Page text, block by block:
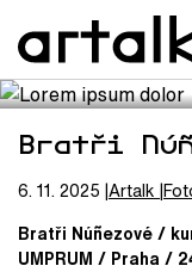
Bratři
6. 11. 2025 Artalk
Bratři Núñezové /
UMPRUM / Praha /